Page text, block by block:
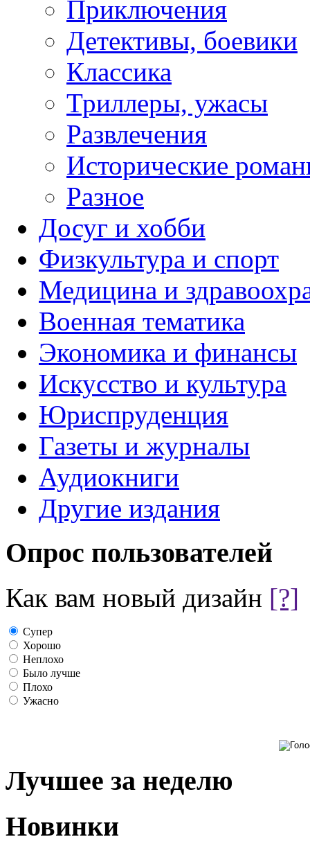
Приключения
Детективы, боевики
Классика
Триллеры, ужасы
Развлечения
Исторические
Разное
Досуг и хобби
Физкультура и спорт
Медицина и
Военная тематика
Экономика и финансы
Искусство и культура
Юриспруденция
Газеты и журналы
Аудиокниги
Другие издания
Опрос пользователей
Как вам новый дизайн [?]
Супер
Хорошо
Неплохо
Было лучше
Плохо
Ужасно
Лучшее за неделю
Новинки